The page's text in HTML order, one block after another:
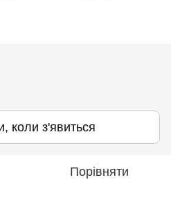
коли з'явиться
Порівняти